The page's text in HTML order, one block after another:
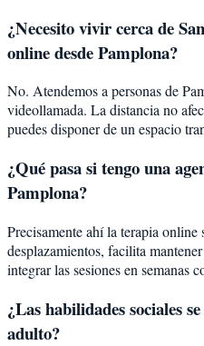
¿Necesito vivir cerca de
online desde Pamplona?
No. Atendemos a personas de
videollamada. La distancia no
puedes disponer de un espacio
¿Qué pasa si tengo una
Pamplona?
Precisamente ahí la terapia online
desplazamientos, facilita
integrar las sesiones en semanas
¿Las habilidades sociales
adulto?